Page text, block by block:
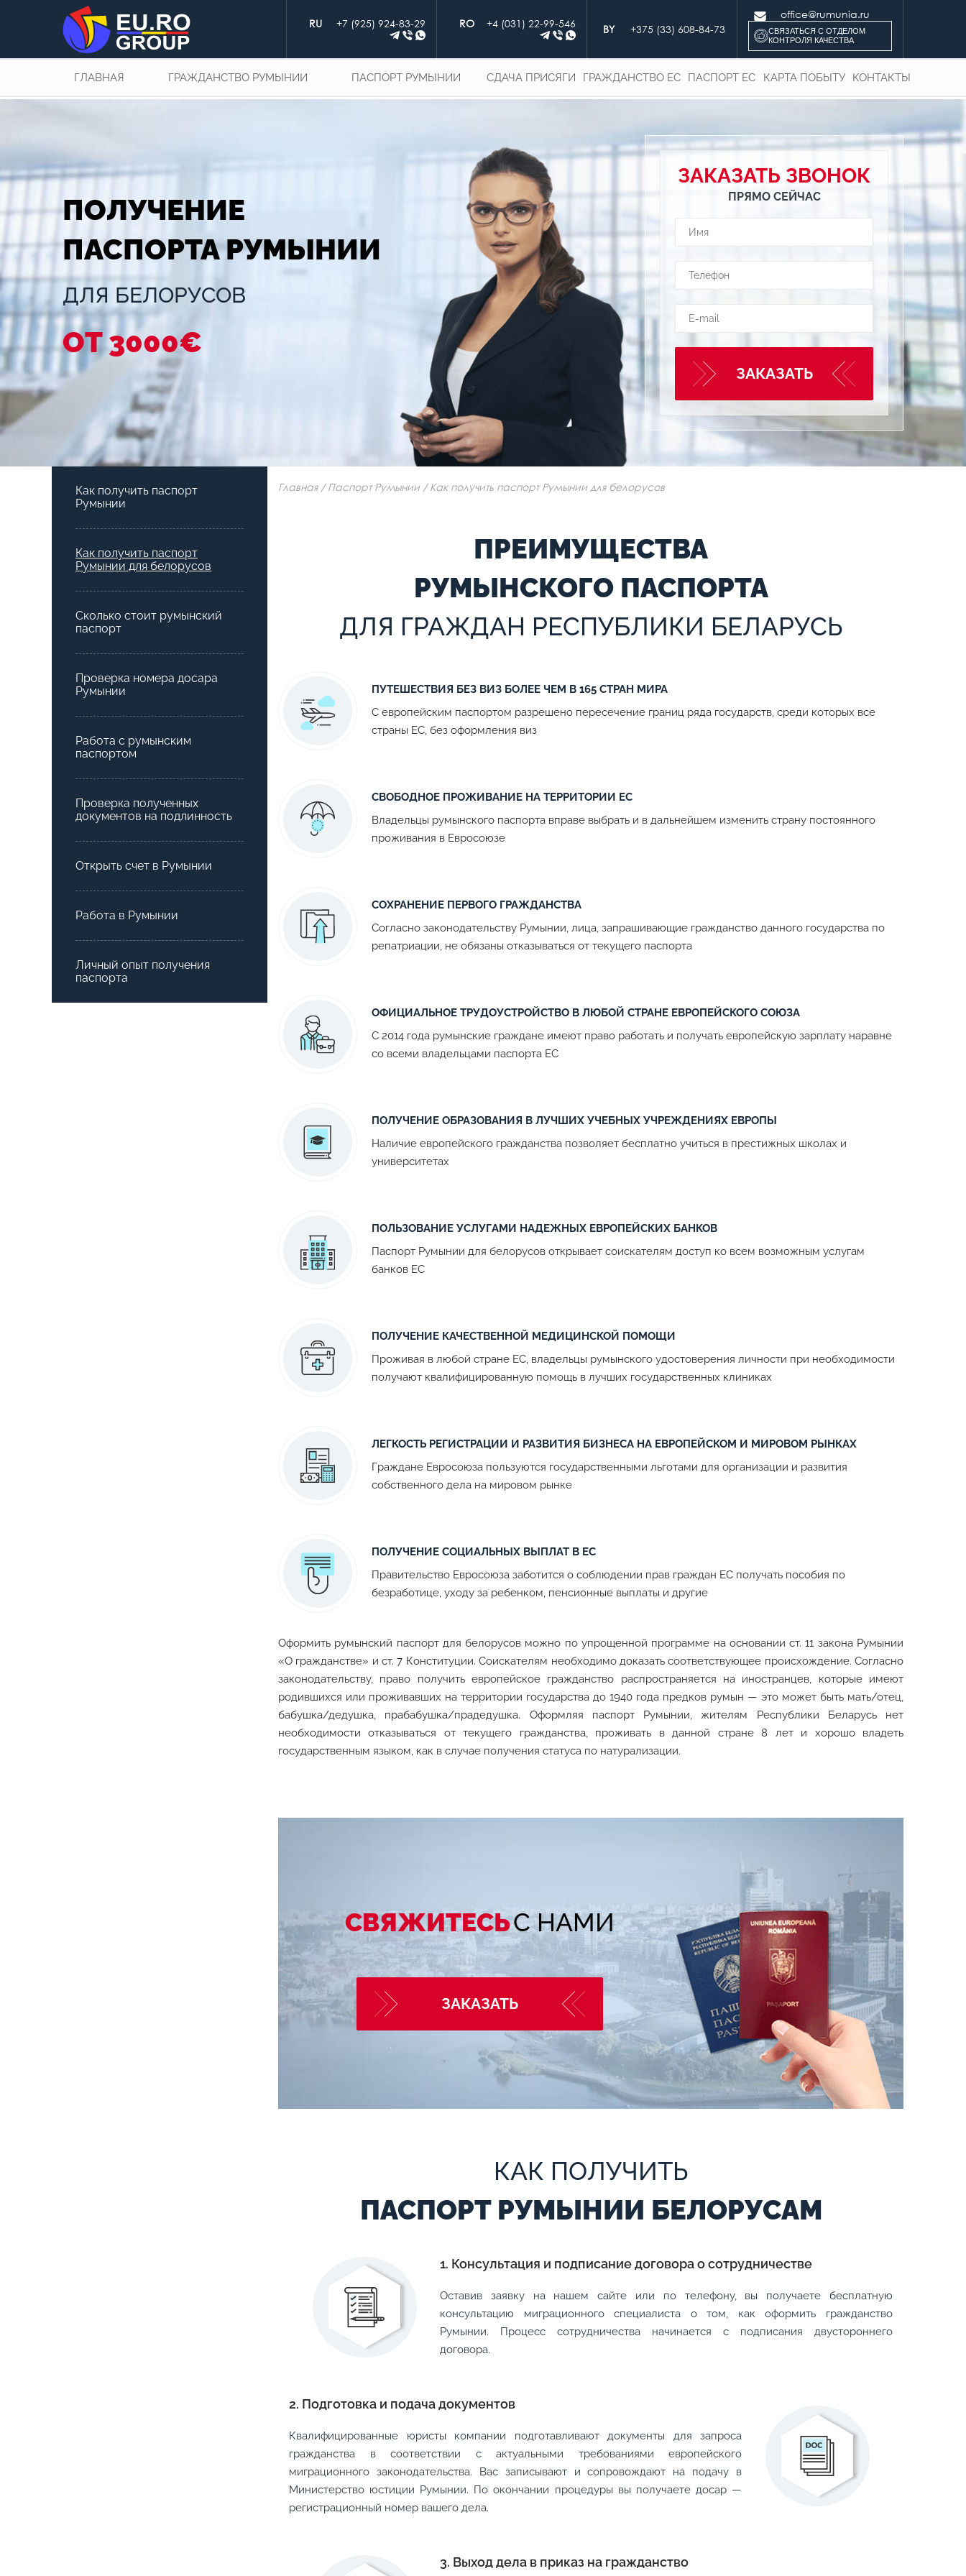
+7 (925) 924-83-29 +4 (031) 22-99-546 +375 (33) 608-84-73
office@rumunia.ru
СВЯЗАТЬСЯ С ОТДЕЛОМ
КОНТРОЛЯ КАЧЕСТВА
ГЛАВНАЯ ГРАЖДАНСТВО РУМЫНИИ ПАСПОРТ РУМЫНИИ СДАЧА ПРИСЯГИ ГРАЖДАНСТВО ЕС ПАСПОРТ ЕС КАРТА ПОБЫТУ КОНТАКТЫ
ПОЛУЧЕНИЕ
ПАСПОРТА РУМЫНИИ
ДЛЯ БЕЛОРУСОВ
ОТ 3000€
ЗАКАЗАТЬ ЗВОНОК
ПРЯМО СЕЙЧАС
ЗАКАЗАТЬ
Как получить паспорт
Румынии
Как получить паспорт
Румынии для белорусов
Сколько стоит румынский
паспорт
Проверка номера досара
Румынии
Работа с румынским
паспортом
Проверка полученных
документов на подлинность
Открыть счет в Румынии
Работа в Румынии
Личный опыт получения
паспорта
Главная / Паспорт Румынии / Как получить паспорт Румынии для белорусов
ПРЕИМУЩЕСТВА
РУМЫНСКОГО ПАСПОРТА
ДЛЯ ГРАЖДАН РЕСПУБЛИКИ БЕЛАРУСЬ
ПУТЕШЕСТВИЯ БЕЗ ВИЗ БОЛЕЕ ЧЕМ В 165 СТРАН МИРА
С европейским паспортом разрешено пересечение границ ряда государств, среди которых все
страны ЕС, без оформления виз
СВОБОДНОЕ ПРОЖИВАНИЕ НА ТЕРРИТОРИИ ЕС
Владельцы румынского паспорта вправе выбрать и в дальнейшем изменить страну постоянного
проживания в Евросоюзе
СОХРАНЕНИЕ ПЕРВОГО ГРАЖДАНСТВА
Согласно законодательству Румынии, лица, запрашивающие гражданство данного государства по
репатриации, не обязаны отказываться от текущего паспорта
ОФИЦИАЛЬНОЕ ТРУДОУСТРОЙСТВО В ЛЮБОЙ СТРАНЕ ЕВРОПЕЙСКОГО СОЮЗА
С 2014 года румынские граждане имеют право работать и получать европейскую зарплату наравне
со всеми владельцами паспорта ЕС
ПОЛУЧЕНИЕ ОБРАЗОВАНИЯ В ЛУЧШИХ УЧЕБНЫХ УЧРЕЖДЕНИЯХ ЕВРОПЫ
Наличие европейского гражданства позволяет бесплатно учиться в престижных школах и
университетах
ПОЛЬЗОВАНИЕ УСЛУГАМИ НАДЕЖНЫХ ЕВРОПЕЙСКИХ БАНКОВ
Паспорт Румынии для белорусов открывает соискателям доступ ко всем возможным услугам
банков ЕС
ПОЛУЧЕНИЕ КАЧЕСТВЕННОЙ МЕДИЦИНСКОЙ ПОМОЩИ
Проживая в любой стране ЕС, владельцы румынского удостоверения личности при необходимости
получают квалифицированную помощь в лучших государственных клиниках
ЛЕГКОСТЬ РЕГИСТРАЦИИ И РАЗВИТИЯ БИЗНЕСА НА ЕВРОПЕЙСКОМ И МИРОВОМ РЫНКАХ
Граждане Евросоюза пользуются государственными льготами для организации и развития
собственного дела на мировом рынке
ПОЛУЧЕНИЕ СОЦИАЛЬНЫХ ВЫПЛАТ В ЕС
Правительство Евросоюза заботится о соблюдении прав граждан ЕС получать пособия по
безработице, уходу за ребенком, пенсионные выплаты и другие
Оформить румынский паспорт для белорусов можно по упрощенной программе на основании ст. 11 закона Румынии
«О гражданстве» и ст. 7 Конституции. Соискателям необходимо доказать соответствующее происхождение. Согласно
законодательству, право получить европейское гражданство распространяется на иностранцев, которые имеют
родившихся или проживавших на территории государства до 1940 года предков румын — это может быть мать/отец,
бабушка/дедушка, прабабушка/прадедушка. Оформляя паспорт Румынии, жителям Республики Беларусь нет
необходимости отказываться от текущего гражданства, проживать в данной стране 8 лет и хорошо владеть
государственным языком, как в случае получения статуса по натурализации.
СВЯЖИТЕСЬС НАМИ
ЗАКАЗАТЬ
КАК ПОЛУЧИТЬ
ПАСПОРТ РУМЫНИИ БЕЛОРУСАМ
1. Консультация и подписание договора о сотрудничестве
Оставив заявку на нашем сайте или по телефону, вы получаете бесплатную
консультацию миграционного специалиста о том, как оформить гражданство
Румынии. Процесс сотрудничества начинается с подписания двустороннего
договора.
2. Подготовка и подача документов
Квалифицированные юристы компании подготавливают документы для запроса
гражданства в соответствии с актуальными требованиями европейского
миграционного законодательства. Вас записывают и сопровождают на подачу в
Министерство юстиции Румынии. По окончании процедуры вы получаете досар —
регистрационный номер вашего дела.
3. Выход дела в приказ на гражданство